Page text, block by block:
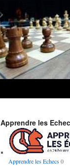
Apprendre les
Apprendre les Echecs0